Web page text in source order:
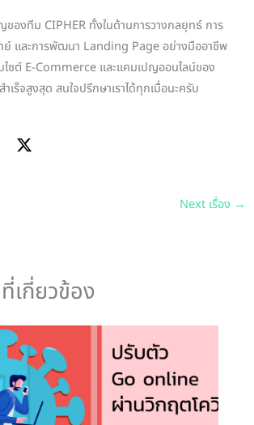
ของทีม CIPHER ทั้งในด้านการวางกลยุทธ์ การ
และการพัฒนา Landing Page อย่างมืออาชีพ
บไซต์ E-Commerce และแคมเปญออนไลน์ของ
เร็จสูงสุด สนใจปรึกษาเราได้ทุกเมื่อนะครับ
Next เรื่อง →
เกี่ยวข้อง